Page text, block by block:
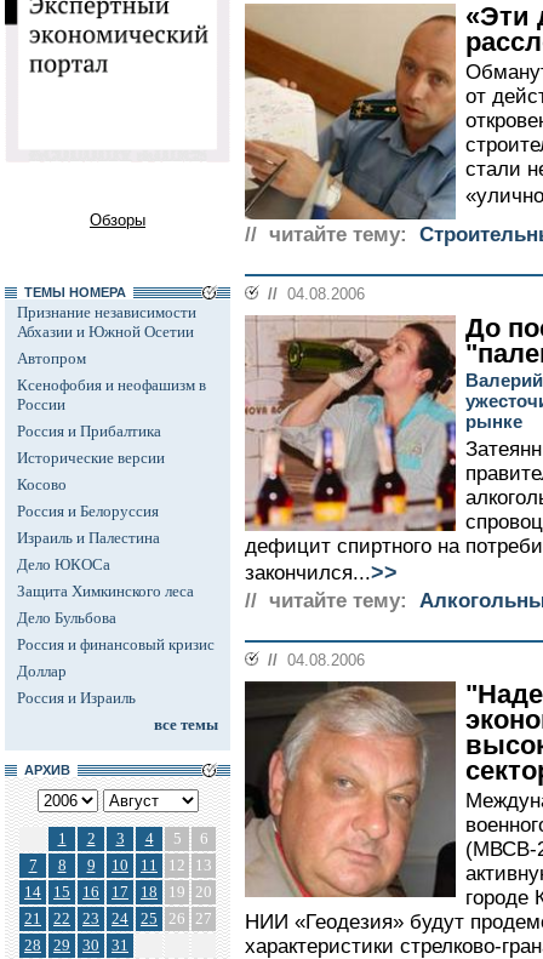
Обзоры
ТЕМЫ НОМЕРА
Признание независимости
Абхазии и Южной Осетии
Автопром
Ксенофобия и неофашизм в
России
Россия и Прибалтика
Исторические версии
Косово
Россия и Белоруссия
Израиль и Палестина
Дело ЮКОСа
Защита Химкинского леса
Дело Бульбова
Россия и финансовый кризис
Доллар
Россия и Израиль
все темы
АРХИВ
1 2 3 4 5
6
7
8 9 10 11 12
13
14
15 16 17 18 19 20
21
22 23 24 25 26 27
28
29 30 31
«Эти
от
стали
// читайте тему:
// 04.08.2006
До
рынке
дефицит спиртного на
закончился...>>
// читайте тему:
// 04.08.2006
(МВСВ-
городе
НИИ «Геодезия» будут
характеристики стрелково-